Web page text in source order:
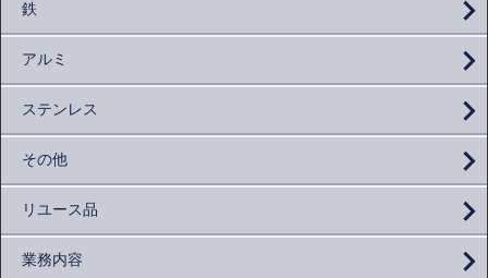
鉄
アルミ
ステンレス
その他
リユース品
業務内容